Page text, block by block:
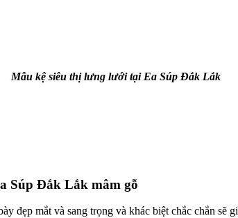
Mẫu kệ siêu thị lưng lưới tại Ea Súp Đắk Lắk
Súp Đắk Lắk mâm gỗ
đẹp mắt và sang trọng và khác biệt chắc chắn